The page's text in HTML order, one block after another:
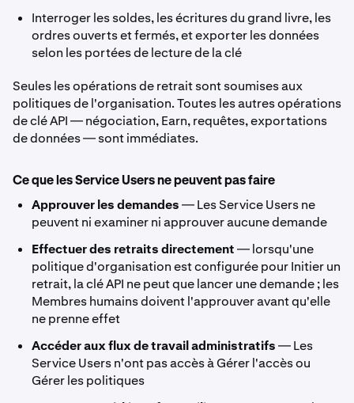
Interroger les soldes, les écritures du grand livre, les
ordres ouverts et fermés, et exporter les données
selon les portées de lecture de la clé
Seules les opérations de retrait sont soumises aux
politiques de l'organisation. Toutes les autres opérations
de clé API — négociation, Earn, requêtes, exportations
de données — sont immédiates.
Ce que les Service Users ne peuvent pas faire
Approuver les demandes— Les Service Users ne
peuvent ni examiner ni approuver aucune demande
Effectuer des retraits directement— lorsqu'une
politique d'organisation est configurée pour Initier un
retrait, la clé API ne peut que lancer une demande ; les
Membres humains doivent l'approuver avant qu'elle
ne prenne effet
Accéder aux flux de travail administratifs— Les
Service Users n'ont pas accès à Gérer l'accès ou
Gérer les politiques